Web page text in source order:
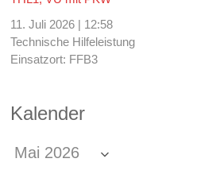
11. Juli 2026 | 12:58
Technische Hilfeleistung
Einsatzort: FFB3
Kalender